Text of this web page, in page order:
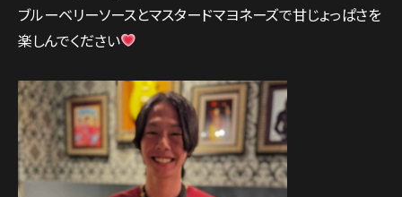
ブルーベリーソースとマスタードマヨネーズで甘じょっぱさを
楽しんでください